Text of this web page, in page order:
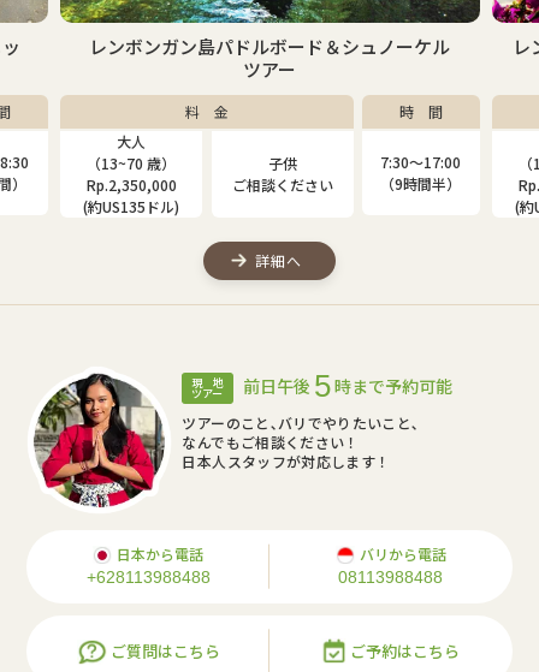
）
レンボンガン島パドルボード＆シュノーケル
ツアー
料 金
大人
（13~70 歳）
Rp.2,350,000
(約US135ドル)
子供
ご相談ください
時 間
7:30〜17:00
（9時間半）
詳細へ
レ
(約
現 地
ツアー 前日午後 5時まで予約可能
ツアーのこと､バリでやりたいこと､
なんでもご相談ください！
日本人スタッフが対応します！
日本から電話
+628113988488
バリから電話
08113988488
ご質問はこちら ご予約はこちら